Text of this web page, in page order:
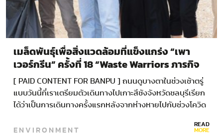
เมล็ดพันธุ์เพื่อสิ่งแวดล้อมที่แข็งแกร่ง “เพา
เวอร์กรีน” ครั้งที่ 18 “Waste Warriors ภารกิจ
พิทักษ์โลก: Green Cloud – Green Tech –
Green Influencer”
[ PAID CONTENT FOR BANPU ] ถนนดูบางตาในช่วงเช้าตรู่
แบบวันนี้ที่เราเตรียมตัวเดินทางไปเกาะสีชังจังหวัดชลบุรีเรียก
ได้ว่าเป็นการเดินทางครั้งแรกหลังจากห่างหายไปกับช่วงโควิด
พิทักษ์โลกกันอยู่ที่นั่นนั่งรถตู้ออกจากกรุงเทพฯเดินทางไม่นาน
ENVIRONMENT READ
MORE